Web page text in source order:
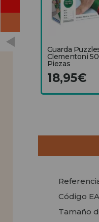
Guarda
Clementoni
Piezas
18,95€
Código
Tamaño